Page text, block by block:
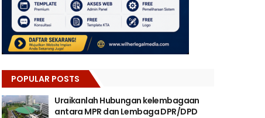
POPULAR POSTS
Uraikanlah Hubungan kelembagaan
antara MPR dan Lembaga DPR/DPD